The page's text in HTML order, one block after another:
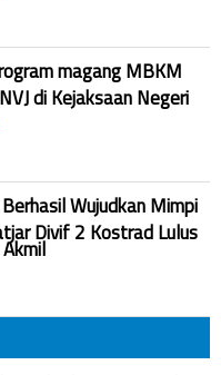
magang MBKM
di Kejaksaan Negeri
Wujudkan Mimpi
Divif 2 Kostrad Lulus
Akmil